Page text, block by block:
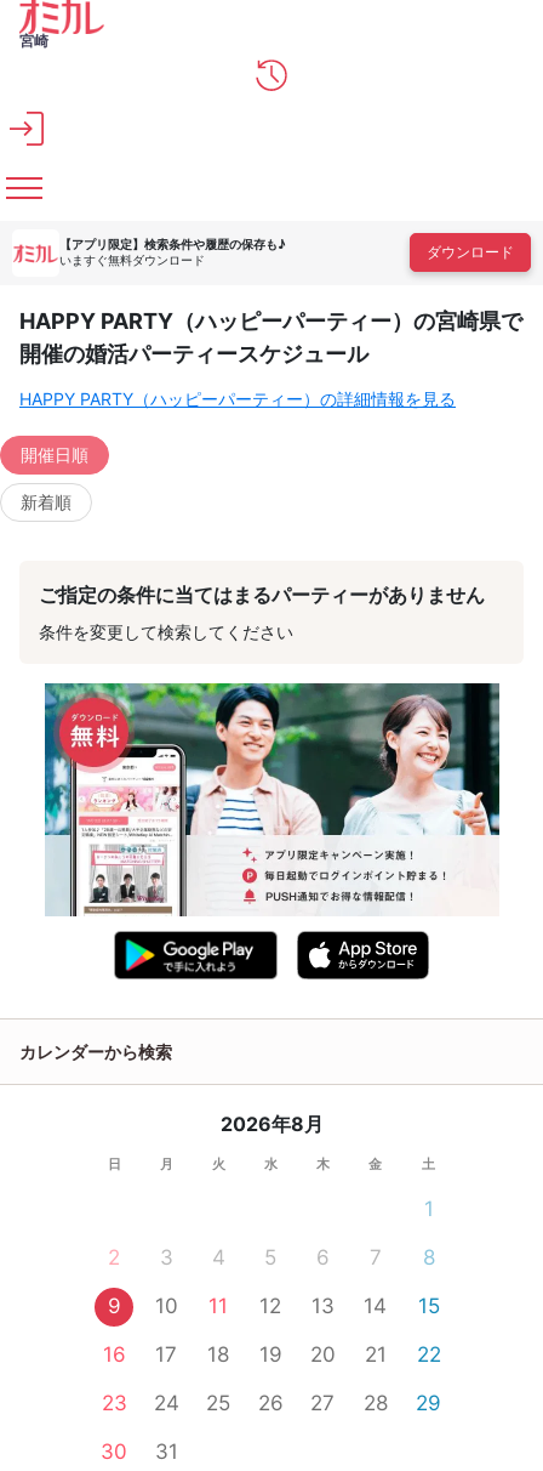
メインコンテンツへスキップ
宮崎
【アプリ限定】 検索条件や履歴の保存も♪
いますぐ無料ダウンロード
ダウンロード
HAPPY PARTY（ハッピーパーティー）の宮崎県で
開催の婚活パーティースケジュール
HAPPY PARTY（ハッピーパーティー）の詳細情報を見る
開催日順
新着順
ご指定の条件に当てはまるパーティーがありません
条件を変更して検索してください
カレンダーから検索
2026年8月
日 月 火 水 木 金 土
1
2
3 4 5 6 7
8
9
10 11 12 13 14
15
16
17 18 19 20 21
22
23
24 25 26 27 28
29
30
31